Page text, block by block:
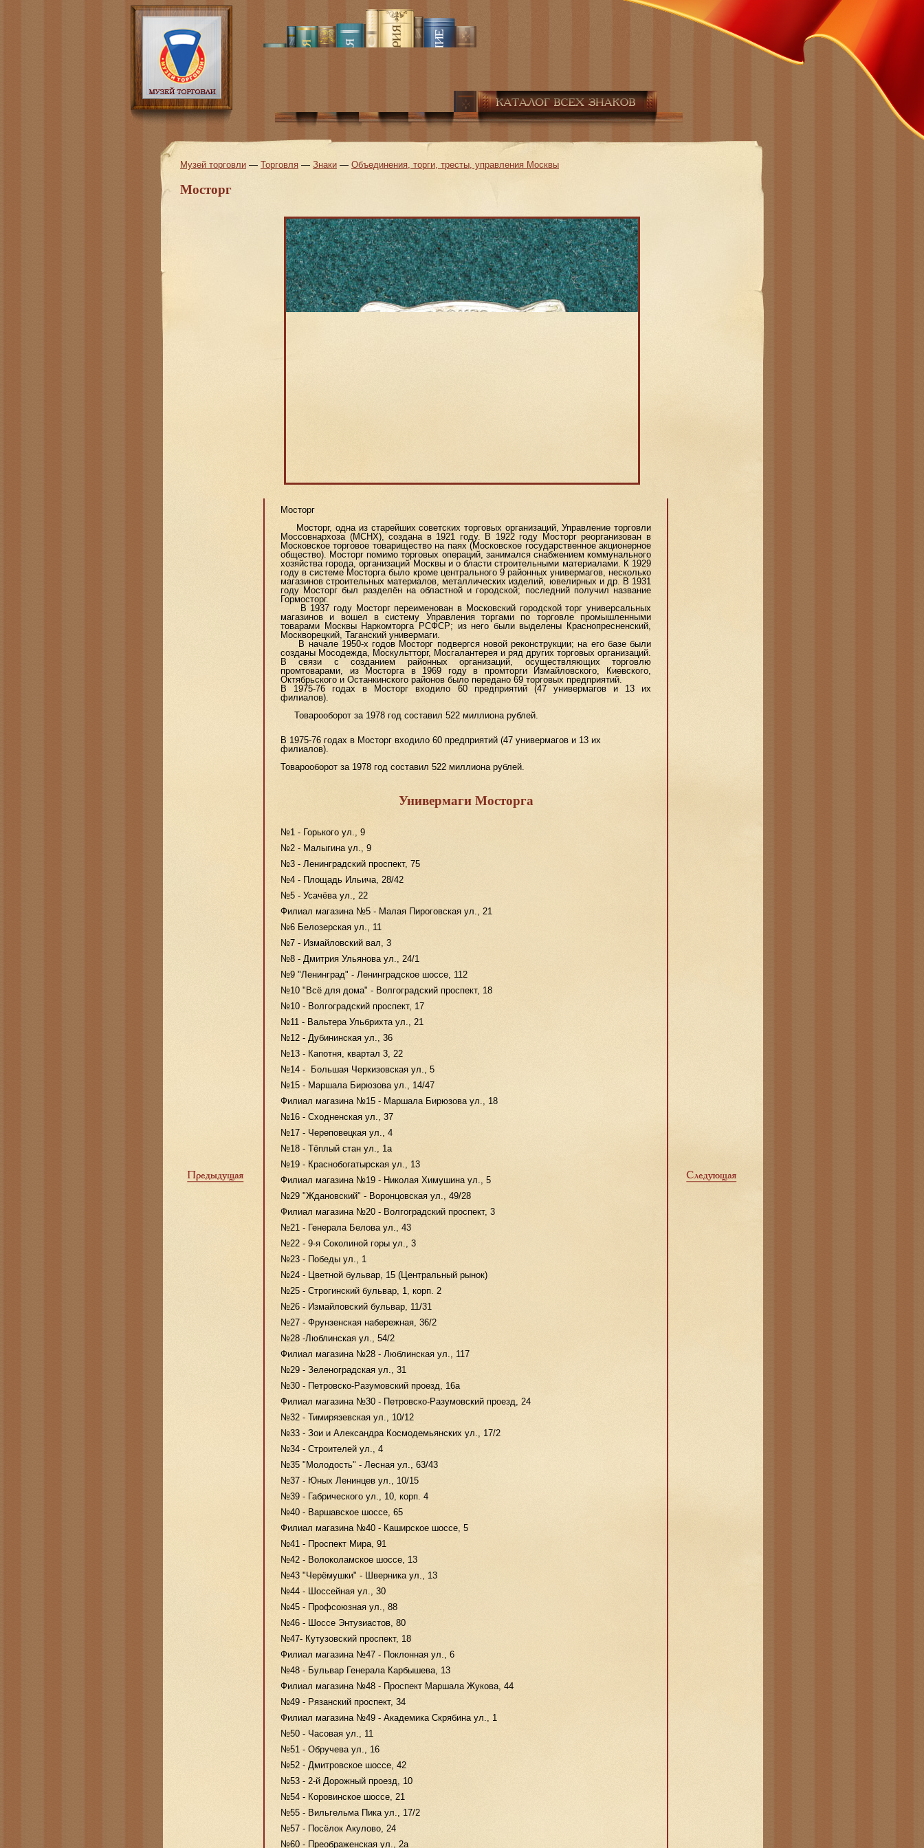
Музей торговли — Торговля — Знаки — Объединения, торги, тресты, управления Москвы
Мосторг
Мосторг
Мосторг, одна из старейших советских торговых организаций, Управление торговли
Моссовнархоза (МСНХ), создана в 1921 году. В 1922 году Мосторг реорганизован в
Московское торговое товарищество на паях (Московское государственное акционерное
общество). Мосторг помимо торговых операций, занимался снабжением коммунального
хозяйства города, организаций Москвы и о бласти строительными материалами. К 1929
году в системе Мосторга было кроме центрального 9 районных универмагов, несколько
магазинов строительных материалов, металлических изделий, ювелирных и др. В 1931
году Мосторг был разделён на областной и городской; последний получил название
Гормосторг.
В 1937 году Мосторг переименован в Московский городской торг универсальных
магазинов и вошел в систему Управления торгами по торговле промышленными
товарами Москвы Наркомторга РСФСР; из него были выделены Краснопресненский,
Москворецкий, Таганский универмаги.
В начале 1950-х годов Мосторг подвергся новой реконструкции; на его базе были
созданы Мосодежда, Москультторг, Мосгалантерея и ряд других торговых организаций.
В связи с созданием районных организаций, осуществляющих торговлю
промтоварами, из Мосторга в 1969 году в промторги Измайловского, Киевского,
Октябрьского и Останкинского районов было передано 69 торговых предприятий.
В 1975-76 годах в Мосторг входило 60 предприятий (47 универмагов и 13 их
филиалов).
Товарооборот за 1978 год составил 522 миллиона рублей.
В 1975-76 годах в Мосторг входило 60 предприятий (47 универмагов и 13 их
филиалов).
Товарооборот за 1978 год составил 522 миллиона рублей.
Универмаги Мосторга
№1 - Горького ул., 9
№2 - Малыгина ул., 9
№3 - Ленинградский проспект, 75
№4 - Площадь Ильича, 28/42
№5 - Усачёва ул., 22
Филиал магазина №5 - Малая Пироговская ул., 21
№6 Белозерская ул., 11
№7 - Измайловский вал, 3
№8 - Дмитрия Ульянова ул., 24/1
№9 "Ленинград" - Ленинградское шоссе, 112
№10 "Всё для дома" - Волгоградский проспект, 18
№10 - Волгоградский проспект, 17
№11 - Вальтера Ульбрихта ул., 21
№12 - Дубининская ул., 36
№13 - Капотня, квартал 3, 22
№14 - Большая Черкизовская ул., 5
№15 - Маршала Бирюзова ул., 14/47
Филиал магазина №15 - Маршала Бирюзова ул., 18
№16 - Сходненская ул., 37
№17 - Череповецкая ул., 4
№18 - Тёплый стан ул., 1а
№19 - Краснобогатырская ул., 13
Филиал магазина №19 - Николая Химушина ул., 5
№29 "Ждановский" - Воронцовская ул., 49/28
Филиал магазина №20 - Волгоградский проспект, 3
№21 - Генерала Белова ул., 43
№22 - 9-я Соколиной горы ул., 3
№23 - Победы ул., 1
№24 - Цветной бульвар, 15 (Центральный рынок)
№25 - Строгинский бульвар, 1, корп. 2
№26 - Измайловский бульвар, 11/31
№27 - Фрунзенская набережная, 36/2
№28 -Люблинская ул., 54/2
Филиал магазина №28 - Люблинская ул., 117
№29 - Зеленоградская ул., 31
№30 - Петровско-Разумовский проезд, 16а
Филиал магазина №30 - Петровско-Разумовский проезд, 24
№32 - Тимирязевская ул., 10/12
№33 - Зои и Александра Космодемьянских ул., 17/2
№34 - Строителей ул., 4
№35 "Молодость" - Лесная ул., 63/43
№37 - Юных Ленинцев ул., 10/15
№39 - Габрического ул., 10, корп. 4
№40 - Варшавское шоссе, 65
Филиал магазина №40 - Каширское шоссе, 5
№41 - Проспект Мира, 91
№42 - Волоколамское шоссе, 13
№43 "Черёмушки" - Шверника ул., 13
№44 - Шоссейная ул., 30
№45 - Профсоюзная ул., 88
№46 - Шоссе Энтузиастов, 80
№47- Кутузовский проспект, 18
Филиал магазина №47 - Поклонная ул., 6
№48 - Бульвар Генерала Карбышева, 13
Филиал магазина №48 - Проспект Маршала Жукова, 44
№49 - Рязанский проспект, 34
Филиал магазина №49 - Академика Скрябина ул., 1
№50 - Часовая ул., 11
№51 - Обручева ул., 16
№52 - Дмитровское шоссе, 42
№53 - 2-й Дорожный проезд, 10
№54 - Коровинское шоссе, 21
№55 - Вильгельма Пика ул., 17/2
№57 - Посёлок Акулово, 24
№60 - Преображенская ул., 2а